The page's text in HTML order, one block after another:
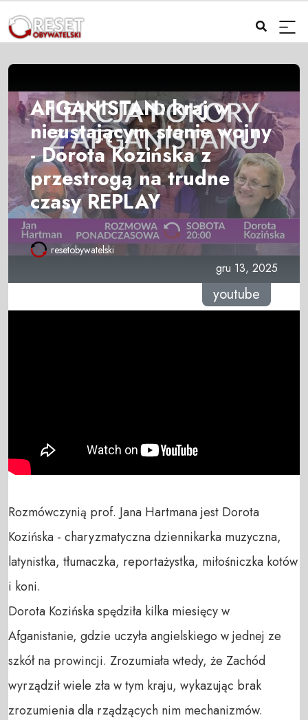
AFGANISTAN: kraj w
nieustającym stanie wojny
- Dorota Kozińska z
przestrogą na trudne
czasy REPLAY
resetobywatelski
gru 13, 2025
youtube
Rozmówczynią prof. Jana Hartmana jest Dorota
Kozińska - charyzmatyczna dziennikarka muzyczna,
latynistka, tłumaczka, reportażystka, miłośniczka kotów
i koni.
Dorota Kozińska spędziła kilka miesięcy w
Afganistanie, gdzie uczyła angielskiego w jednej ze
szkół na prowincji. Zrozumiała wtedy, że Zachód
wyrządził wiele zła w tym kraju, wykazując brak
zrozumienia dla rządzących nim mechanizmów.